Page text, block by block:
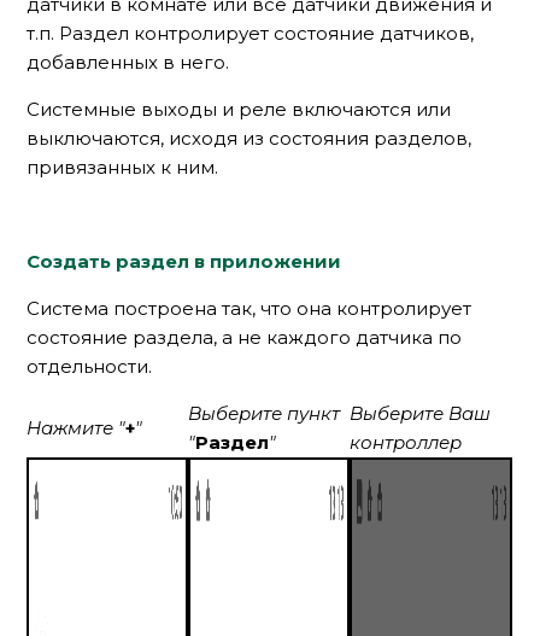
т.п. Раздел контролирует состояние датчиков,
добавленных в него.
Системные выходы и реле включаются или
выключаются, исходя из состояния разделов,
привязанных к ним.
Создать раздел в приложении
Система построена так, что она контролирует
состояние раздела, а не каждого датчика по
отдельности.
Нажмите "+"
Выберите пункт
"Раздел"
Выберите Ваш
контроллер